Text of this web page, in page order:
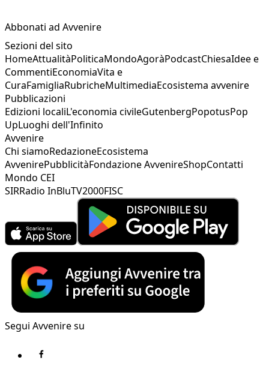
Abbonati ad Avvenire
Sezioni del sito
HomeAttualitàPoliticaMondoAgoràPodcastChiesaIdee e
CommentiEconomiaVita e
CuraFamigliaRubricheMultimediaEcosistema avvenire
Pubblicazioni
Edizioni localiL'economia civileGutenbergPopotusPop
UpLuoghi dell'Infinito
Avvenire
Chi siamoRedazioneEcosistema
AvvenirePubblicitàFondazione AvvenireShopContatti
Mondo CEI
SIRRadio InBluTV2000FISC
Segui Avvenire su